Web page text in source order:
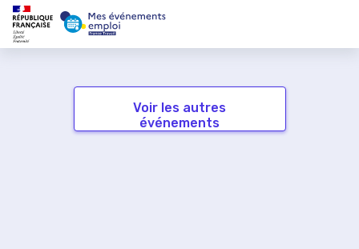
Voir les autres
événements